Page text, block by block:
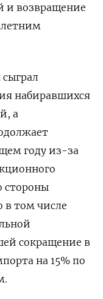
и возвращение
сыграл
набиравшихся
а
году из-за
стороны
в том числе
сокращение в
на 15% по